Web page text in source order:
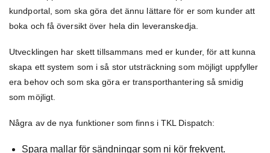
kundportal, som ska göra det ännu lättare för er som kunder att
boka och få översikt över hela din leveranskedja.
Utvecklingen har skett tillsammans med er kunder, för att kunna
skapa ett system som i så stor utsträckning som möjligt uppfyller
era behov och som ska göra er transporthantering så smidig
som möjligt.
Några av de nya funktioner som finns i TKL Dispatch:
Spara mallar för sändningar som ni kör frekvent.